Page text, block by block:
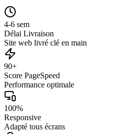
4-6 sem
Délai Livraison
Site web livré clé en main
90+
Score PageSpeed
Performance optimale
100%
Responsive
Adapté tous écrans